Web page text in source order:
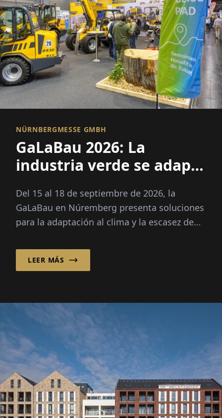
NÜRNBERGMESSE GMBH
GaLaBau 2026: La
industria verde se adapta
Del 15 al 18 de septiembre de 2026, la
GaLaBau en Núremberg presenta soluciones
para la adaptación al clima y la escasez de
futuro propio para la digitalización y la IA.
LEER MÁS